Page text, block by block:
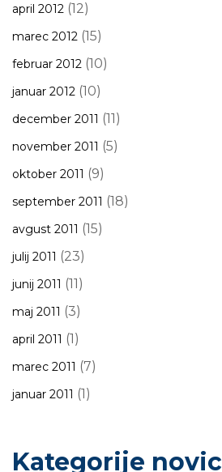
april 2012 (12)
marec 2012 (15)
februar 2012 (10)
januar 2012 (10)
december 2011 (11)
november 2011 (5)
oktober 2011 (9)
september 2011 (18)
avgust 2011 (15)
julij 2011 (23)
junij 2011 (11)
maj 2011 (3)
april 2011 (1)
marec 2011 (7)
januar 2011 (1)
Kategorije novic